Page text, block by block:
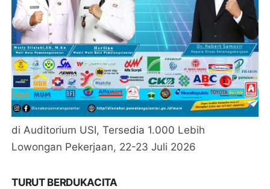
di Auditorium USI, Tersedia 1.000 Lebih
Lowongan Pekerjaan, 22-23 Juli 2026
TURUT BERDUKACITA